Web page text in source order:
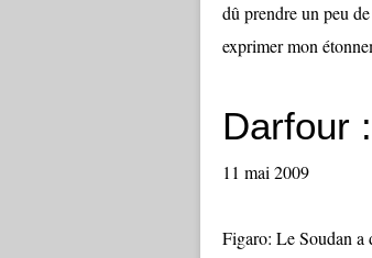
dû prendre un peu
exprimer mon
Darfour
11 mai 2009
Figaro: Le Soudan a